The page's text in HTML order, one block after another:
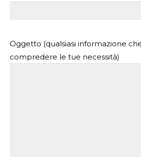
Oggetto (qualsiasi informazione
compredere le tue necessità)